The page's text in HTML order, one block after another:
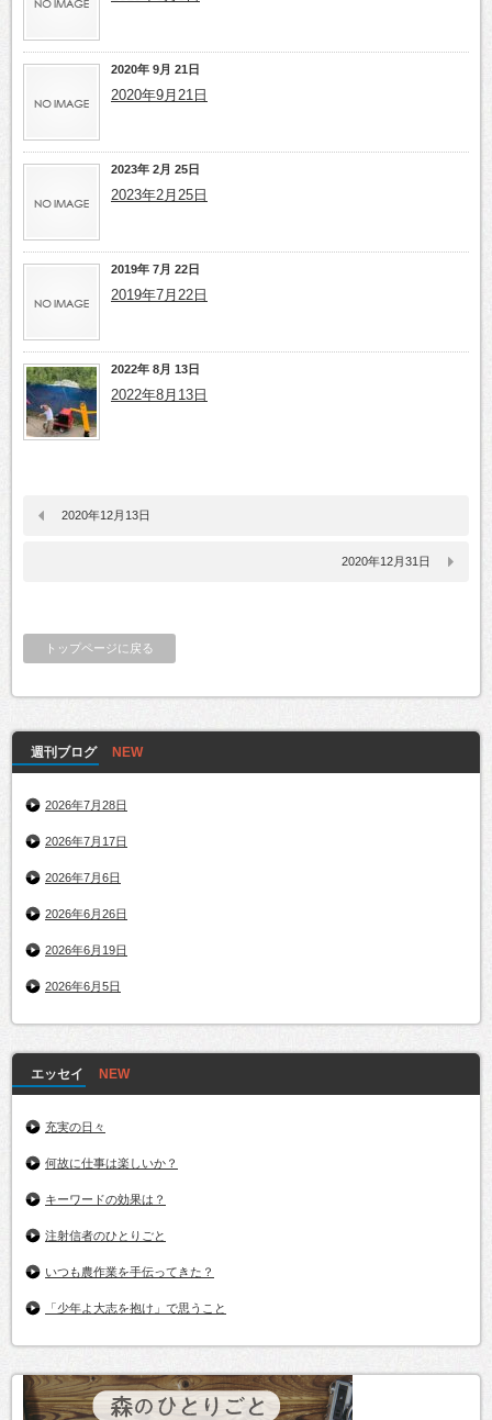
2020年 9月 21日
2020年9月21日
2023年 2月 25日
2023年2月25日
2019年 7月 22日
2019年7月22日
2022年 8月 13日
2022年8月13日
2020年12月13日
2020年12月31日
トップページに戻る
週刊ブログ
2026年7月28日
2026年7月17日
2026年7月6日
2026年6月26日
2026年6月19日
2026年6月5日
エッセイ
充実の日々
何故に仕事は楽しいか？
キーワードの効果は？
注射信者のひとりごと
いつも農作業を手伝ってきた？
「少年よ大志を抱け」で思うこと